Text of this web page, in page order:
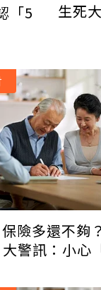
「5
生死
險多還不夠
警訊：小心